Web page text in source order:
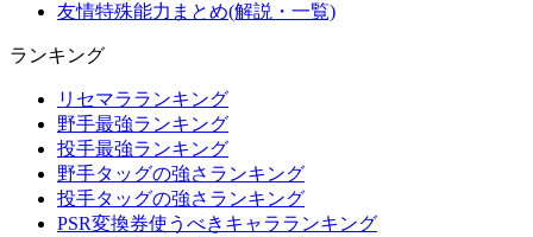
友情特殊能力まとめ(解説・一覧)
ランキング
リセマラランキング
野手最強ランキング
投手最強ランキング
野手タッグの強さランキング
投手タッグの強さランキング
PSR変換券使うべきキャラランキング